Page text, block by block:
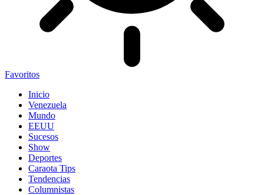
Favoritos
Inicio
Venezuela
Mundo
EEUU
Sucesos
Show
Deportes
Caraota Tips
Tendencias
Columnistas